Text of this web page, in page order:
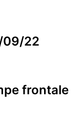
09/22
frontale